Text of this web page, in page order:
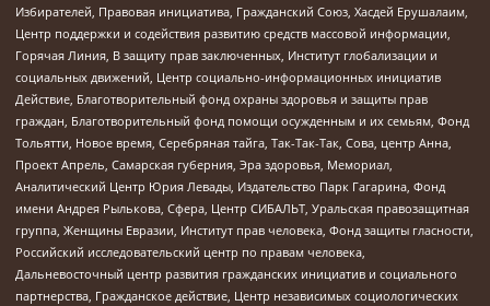
Избирателей, Правовая инициатива, Гражданский Союз, Хасдей Ерушалаим,
Центр поддержки и содействия развитию средств массовой информации,
Горячая Линия, В защиту прав заключенных, Институт глобализации и
социальных движений, Центр социально-информационных инициатив
Действие, Благотворительный фонд охраны здоровья и защиты прав
граждан, Благотворительный фонд помощи осужденным и их семьям, Фонд
Тольятти, Новое время, Серебряная тайга, Так-Так-Так, Сова, центр Анна,
Проект Апрель, Самарская губерния, Эра здоровья, Мемориал,
Аналитический Центр Юрия Левады, Издательство Парк Гагарина, Фонд
имени Андрея Рылькова, Сфера, Центр СИБАЛЬТ, Уральская правозащитная
группа, Женщины Евразии, Институт прав человека, Фонд защиты гласности,
Российский исследовательский центр по правам человека,
Дальневосточный центр развития гражданских инициатив и социального
партнерства, Гражданское действие, Центр независимых социологических